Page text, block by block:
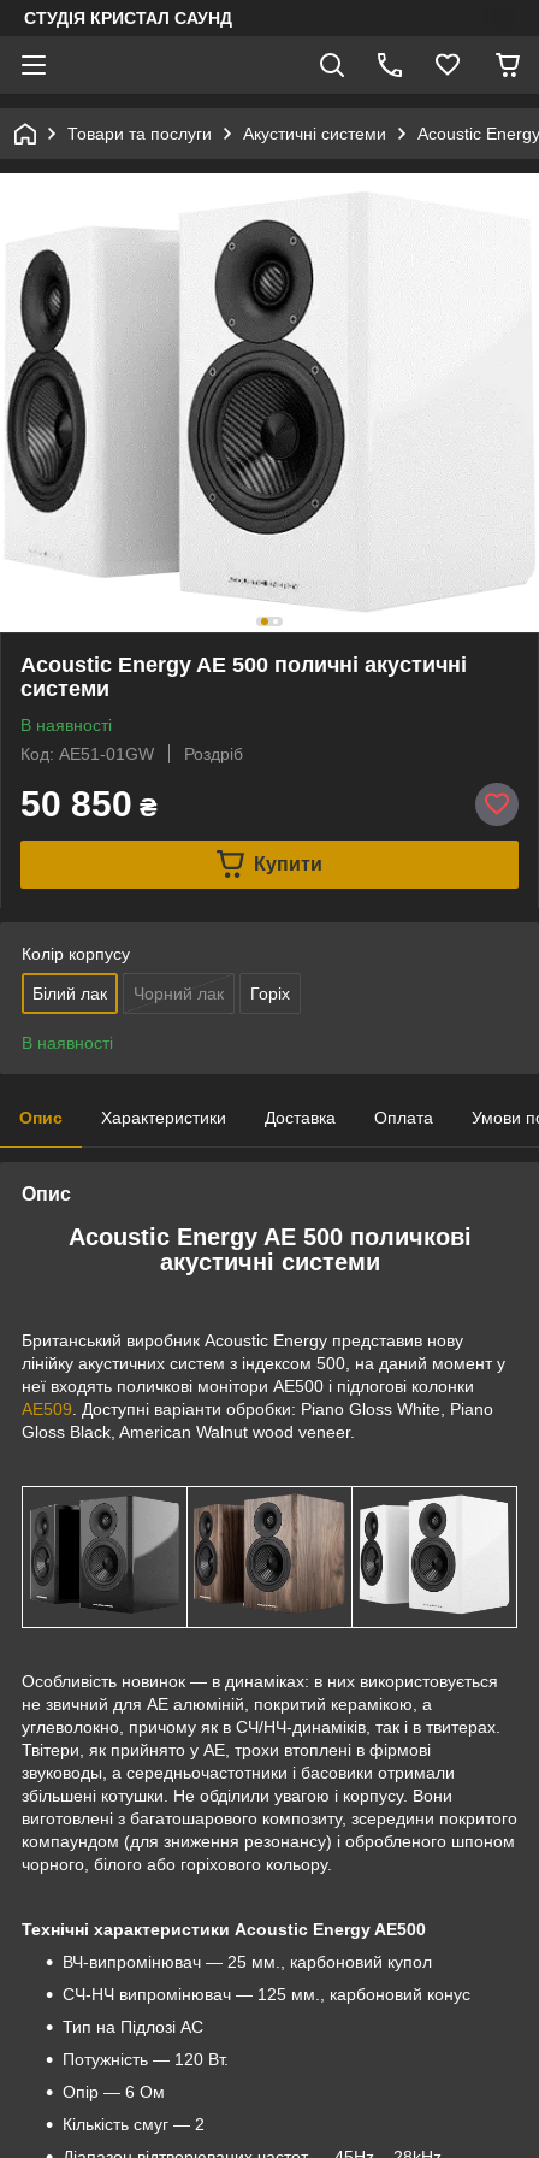
СТУДІЯ КРИСТАЛ САУНД
Товари та послуги Акустичні системи Acoustic Energy
Acoustic Energy AE 500 поличні акустичні
системи
В наявності
Код: AE51-01GW
Роздріб
50 850 ₴
Купити
Колір корпусу
Білий лак Чорний лак Горіх
В наявності
Опис Характеристики Доставка Оплата Умови
Опис
Acoustic Energy AE 500 поличкові
акустичні системи
Британський виробник Acoustic Energy представив нову
лінійку акустичних систем з індексом 500, на даний момент у
неї входять поличкові монітори AE500 і підлогові колонки
AE509. Доступні варіанти обробки: Piano Gloss White, Piano
Gloss Black, American Walnut wood veneer.
Особливість новинок — в динаміках: в них використовується
не звичний для AE алюміній, покритий керамікою, а
углеволокно, причому як в СЧ/НЧ-динаміків, так і в твитерах.
Твітери, як прийнято у AE, трохи втоплені в фірмові
звуководы, а середньочастотники і басовики отримали
збільшені котушки. Не обділили увагою і корпусу. Вони
виготовлені з багатошарового композиту, зсередини покритого
компаундом (для зниження резонансу) і обробленого шпоном
чорного, білого або горіхового кольору.
Технічні характеристики Acoustic Energy AE500
ВЧ-випромінювач — 25 мм., карбоновий купол
СЧ-НЧ випромінювач — 125 мм., карбоновий конус
Тип на Підлозі АС
Потужність — 120 Вт.
Опір — 6 Ом
Кількість смуг — 2